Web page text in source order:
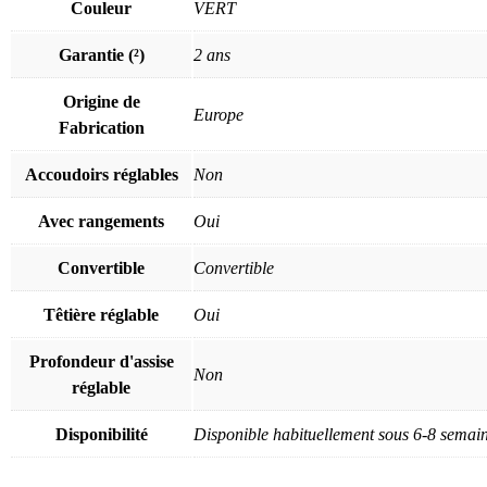
Couleur VERT
Garantie (²) 2 ans
Origine de
Fabrication
Europe
Accoudoirs réglables Non
Avec rangements Oui
Convertible Convertible
Têtière réglable Oui
Profondeur d'assise
réglable
Non
Disponibilité Disponible habituellement sous 6-8